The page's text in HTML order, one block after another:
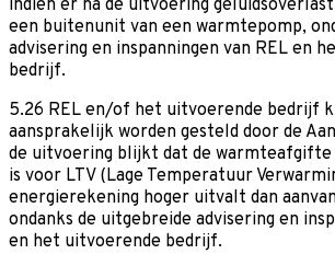
indien er na de uitvoering
een buitenunit van een warmtepomp,
advisering en inspanningen van REL en
bedrijf.
5.26 REL en/of het uitvoerende bedrijf
aansprakelijk worden gesteld door de
de uitvoering blijkt dat de warmteafgifte
is voor LTV (Lage Temperatuur
energierekening hoger uitvalt dan
ondanks de uitgebreide advisering en
en het uitvoerende bedrijf.